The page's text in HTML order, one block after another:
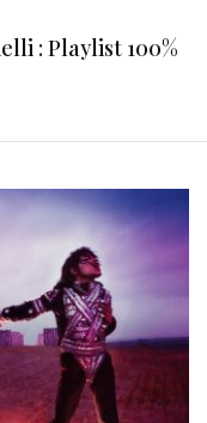
: Playlist 100%